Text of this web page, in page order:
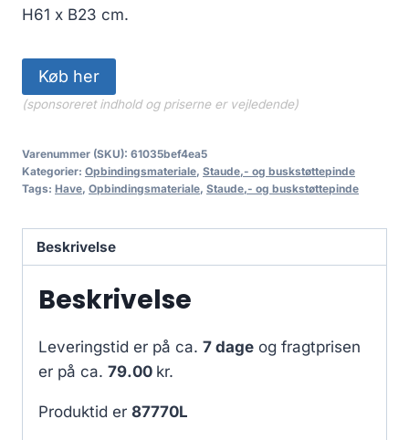
H61 x B23 cm.
Køb her
(sponsoreret indhold og priserne er vejledende)
Varenummer (SKU): 61035bef4ea5
Kategorier: Opbindingsmateriale, Staude,- og buskstøttepinde
Tags: Have, Opbindingsmateriale, Staude,- og buskstøttepinde
Beskrivelse
Beskrivelse
Leveringstid er på ca. 7 dage og fragtprisen
er på ca. 79.00 kr.
Produktid er 87770L